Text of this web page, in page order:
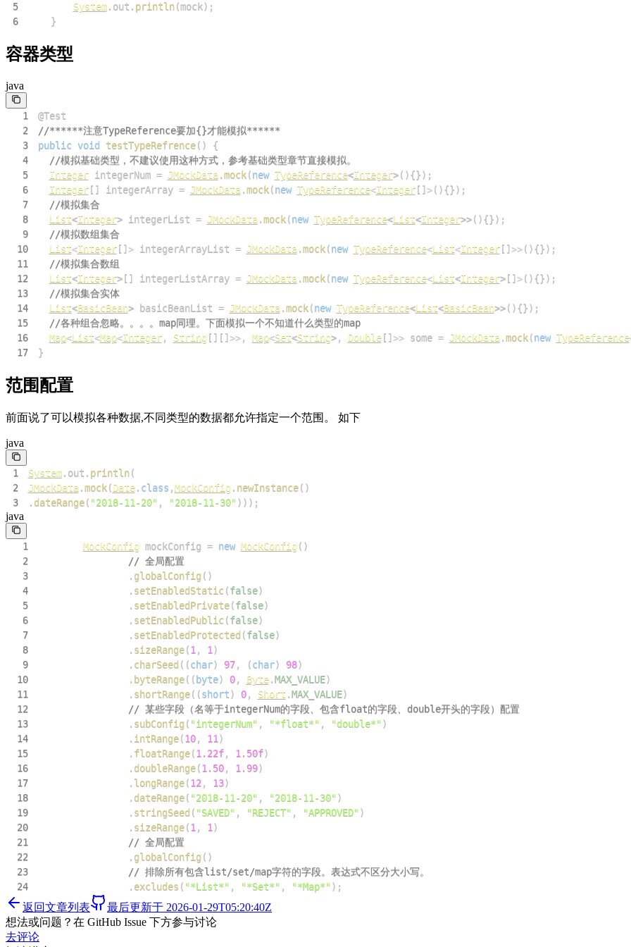
5 System. out . println(mock) ;
6
}
容器类型
java
1
@Test
2
//******注意TypeReference要加{}才能模拟******
3
public void testTypeRefrence( )
{
4
//模拟基础类型，不建议使用这种方式，参考基础类型章节直接模拟。
5
Integer integerNum = JMockData.mock(new TypeReference<Integer>( ){}) ;
6
Integer[ ] integerArray = JMockData.mock(new TypeReference<Integer[ ] >( ){}) ;
7
//模拟集合
8
List<Integer> integerList = JMockData.mock(new TypeReference<List<Integer>>( ){}) ;
9
//模拟数组集合
10
List<Integer[ ] > integerArrayList = JMockData.mock(new TypeReference<List<Integer[ ] >>( ){}) ;
11
//模拟集合数组
12
List<Integer>[ ] integerListArray = JMockData.mock(new TypeReference<List<Integer>[ ] >( ){}) ;
13
//模拟集合实体
14
List<BasicBean> basicBeanList = JMockData.mock(new TypeReference<List<BasicBean>>( ){}) ;
15
//各种组合忽略。。。。map同理。下面模拟一个不知道什么类型的map
16
Map<List<Map<Integer, String [ ] [ ] >>, Map<Set<String>, Double[ ] >> some = JMockData.mock(new TypeReference
17
}
范围配置
前面说了可以模拟各种数据,不同类型的数据都允许指定一个范围。 如下
java
1 System. out . println(
2
JMockData.mock(Date. class ,MockConfig . newInstance( )
3
. dateRange( "2018-11-20" , "2018-11-30") ) ) ;
java
1 MockConfig mockConfig = new MockConfig ( )
2
// 全局配置
3
. globalConfig ( )
4
. setEnabledStatic(false)
5
. setEnabledPrivate(false)
6
. setEnabledPublic(false)
7
. setEnabledProtected (false)
8
. sizeRange(1 , 1 )
9
. charSeed ( (char) 97, (char) 98)
10
. byteRange( ( byte) 0, Byte.MAX_VALUE)
11
. shortRange( (short) 0, Short .MAX_VALUE)
12
// 某些字段（名等于integerNum的字段、包含float的字段、double开头的字段）配置
13
. subConfig ( "integerNum" , "*float*" , "double*")
14
. intRange(10, 11 )
15
. floatRange(1.22f, 1.50f)
16
. doubleRange(1.50, 1.99)
17
. longRange(12 , 13)
18
. dateRange( "2018-11-20" , "2018-11-30")
19
. stringSeed ( "SAVED" , "REJECT" , "APPROVED")
20
. sizeRange(1 , 1 )
21
// 全局配置
22
. globalConfig ( )
23
// 排除所有包含list/set/map字符的字段。表达式不区分大小写。
24
. excludes ( "*List*" , "*Set*" , "*Map*") ;
返回文章列表 最后更新于 2026-01-29T05:20:40Z
想法或问题？在 GitHub Issue 下方参与讨论
去评论